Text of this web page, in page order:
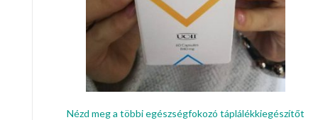
Nézd meg a többi egészségfokozó táplálékkiegészítőt